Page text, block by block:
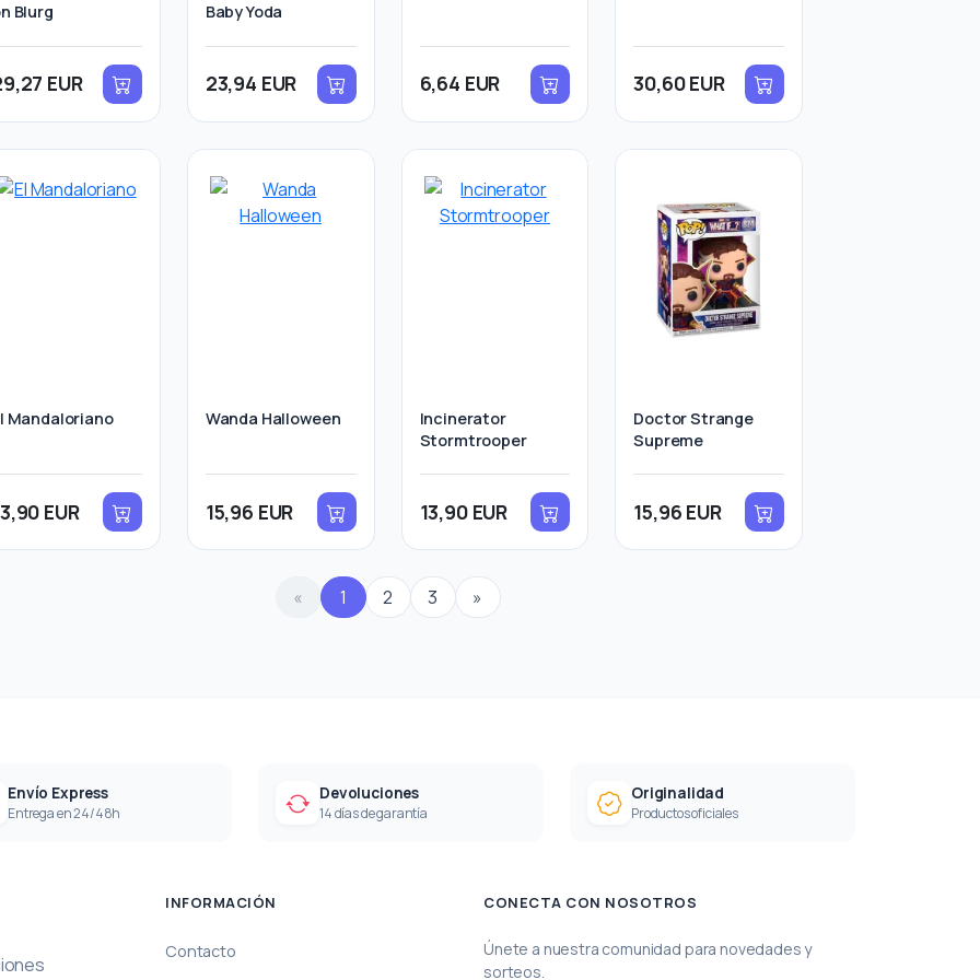
Blurg
EUR
Baby Yoda
23,94 EUR 6,64 EUR 30,60 EUR
Mandaloriano
EUR
Wanda Halloween
15,96 EUR
Incinerator
Stormtrooper
13,90 EUR
Doctor Strange
Supreme
15,96 EUR
« 1 2 3 »
Envío Express
Entrega en 24/48h
Devoluciones
14 días de garantía
Originalidad
Productos oficiales
INFORMACIÓN
Contacto
CONECTA CON NOSOTROS
Únete a nuestra comunidad para novedades y
sorteos.